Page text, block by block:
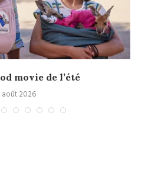
movie de l’été
août 2026